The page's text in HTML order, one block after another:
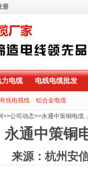
力电缆 电线电缆批发
有线电视线 铝合金电缆
>>公司动态>>永通中策铜电缆
永通中策铜
来源：杭州安
册